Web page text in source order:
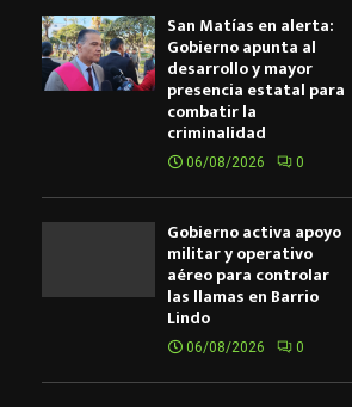
San Matías en alerta:
Gobierno apunta al
desarrollo y mayor
presencia estatal para
combatir la
criminalidad
06/08/2026 0
Gobierno activa apoyo
militar y operativo
aéreo para controlar
las llamas en Barrio
Lindo
06/08/2026 0